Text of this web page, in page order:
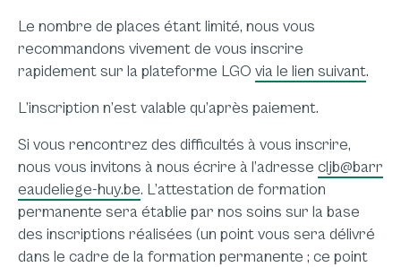
Le nombre de places étant limité, nous vous
recommandons vivement de vous inscrire
rapidement sur la plateforme LGO via le lien suivant.
L’inscription n’est valable qu’après paiement.
Si vous rencontrez des difficultés à vous inscrire,
nous vous invitons à nous écrire à l’adresse cljb@barr
eaudeliege-huy.be. L’attestation de formation
permanente sera établie par nos soins sur la base
des inscriptions réalisées (un point vous sera délivré
dans le cadre de la formation permanente ; ce point